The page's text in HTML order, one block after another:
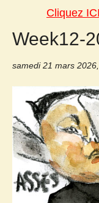
Cliquez
Week12-
samedi 21 mars 2026,